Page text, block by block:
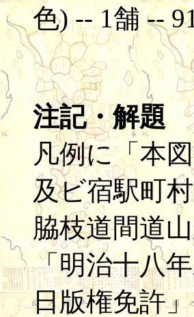
色) -- 1舗 --
注記・解題
凡例に「本
及ビ宿駅町
脇枝道間道
「明治十八
日版権免許